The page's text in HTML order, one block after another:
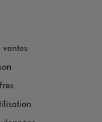
ventes